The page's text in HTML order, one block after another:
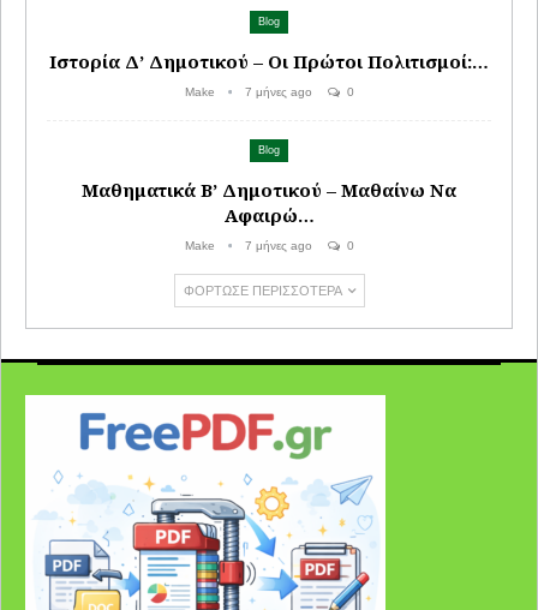
Blog
Ιστορία Δ’ Δημοτικού – Οι Πρώτοι Πολιτισμοί:…
Make 7 μήνες ago 0
Blog
Μαθηματικά Β’ Δημοτικού – Μαθαίνω Να
Αφαιρώ…
Make 7 μήνες ago 0
ΦΌΡΤΩΣΕ ΠΕΡΙΣΣΌΤΕΡΑ